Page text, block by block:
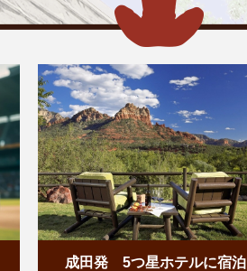
成田発 5つ星ホテルに宿泊